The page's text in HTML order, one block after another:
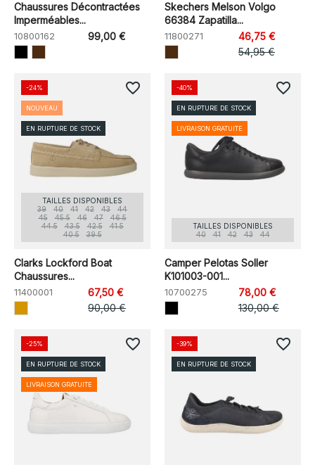
Chaussures Décontractées
Imperméables...
10800162 99,00 €
Skechers Melson Volgo
66384 Zapatilla...
11800271
46,75 €
54,95 €
TAILLES DISPONIBLES
39
40 41 42 43
44
45
45.5 46 47
46.5
44.5
43.5 42.5
41.5
40.5
39.5
Clarks Lockford Boat
Chaussures...
11400001
67,50 €
90,00 €
-24%
NOUVEAU
EN RUPTURE DE STOCK
favorite_border
TAILLES DISPONIBLES
40
41 42 43 44
Camper Pelotas Soller
K101003-001...
10700275
78,00 €
130,00 €
-40%
EN RUPTURE DE STOCK
LIVRAISON GRATUITE
favorite_border
-25%
EN RUPTURE DE STOCK
LIVRAISON GRATUITE
favorite_border -39%
EN RUPTURE DE STOCK
favorite_border